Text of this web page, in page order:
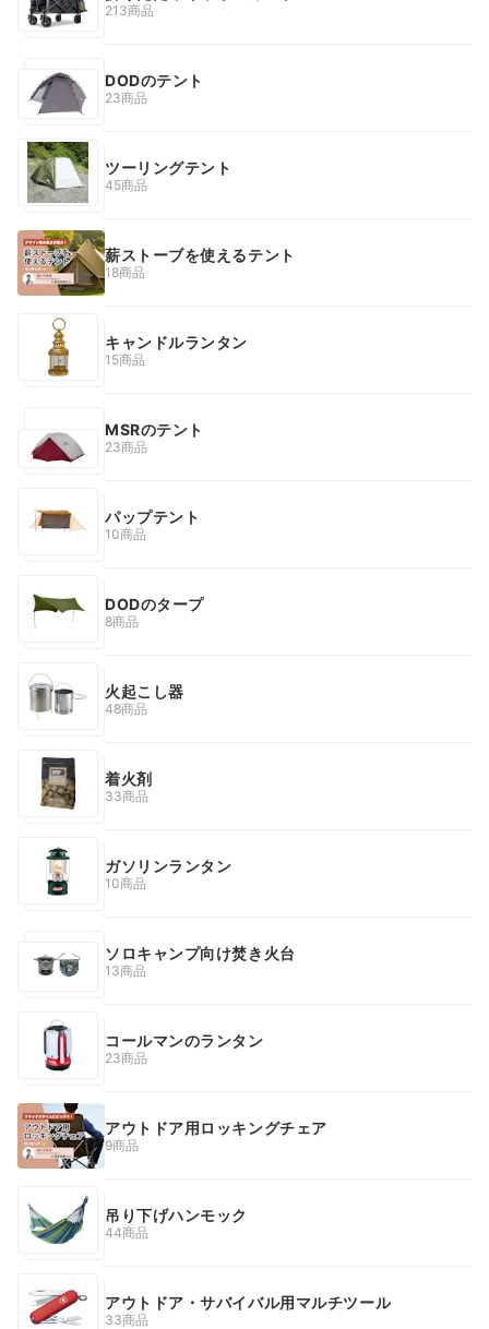
213商品
DODのテント
23商品
ツーリングテント
45商品
薪ストーブを使えるテント
18商品
キャンドルランタン
15商品
MSRのテント
23商品
パップテント
10商品
DODのタープ
8商品
火起こし器
48商品
着火剤
33商品
ガソリンランタン
10商品
ソロキャンプ向け焚き火台
13商品
コールマンのランタン
23商品
アウトドア用ロッキングチェア
9商品
吊り下げハンモック
44商品
アウトドア・サバイバル用マルチツール
33商品